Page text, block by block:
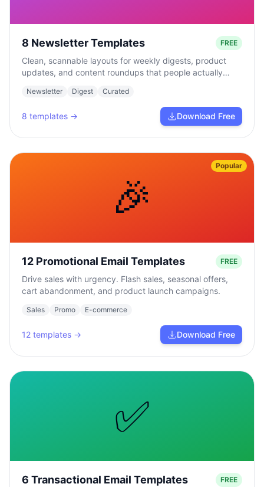
8 Newsletter Templates FREE
Clean, scannable layouts for weekly digests, product
updates, and content roundups that people actually
Newsletter Digest Curated
8 templates → Download Free
🎉
Popular
12 Promotional Email Templates FREE
Drive sales with urgency. Flash sales, seasonal offers,
cart abandonment, and product launch campaigns.
Sales Promo E-commerce
12 templates → Download Free
✅
6 Transactional Email Templates FREE